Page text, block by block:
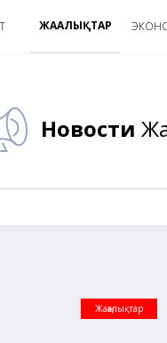
ЖАҢАЛЫҚТАР
Новости
Жаңалықтар